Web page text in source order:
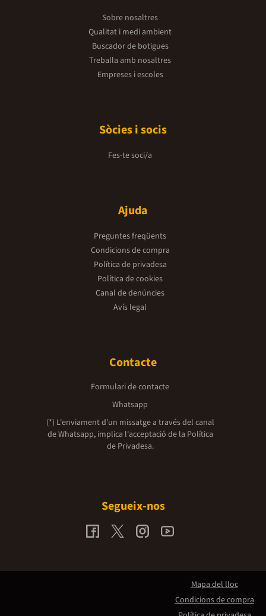
Sobre nosaltres
Qualitat i medi ambient
Buscador de botigues
Treballa amb nosaltres
Empreses i escoles
Sòcies i socis
Fes-te soci/a
Ajuda
Preguntes freqüents
Condicions de compra
Política de privadesa
Política de cookies
Canal de denúncies
Avís legal
Contacte
Formulari de contacte
Whatsapp
(*) L'enviament d’un missatge a través del canal
de Whatsapp, implica l'acceptació de la Política
de Privadesa.
Segueix-nos
Mapa del lloc
Condicions de compra